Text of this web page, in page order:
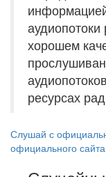
хорошем
ресурсах
Слушай с
официального сайта